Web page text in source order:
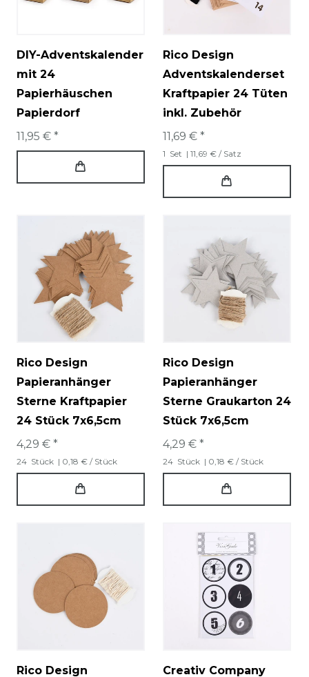
DIY-Adventskalender
mit 24
Papierhäuschen
Papierdorf
11,95 € *
Rico Design
Adventskalenderset
Kraftpapier 24 Tüten
inkl. Zubehör
11,69 € *
1 Set | 11,69 € / Satz
Rico Design
Papieranhänger
Sterne Kraftpapier
24 Stück 7x6,5cm
4,29 € *
24 Stück | 0,18 € / Stück
Rico Design
Papieranhänger
Sterne Graukarton 24
Stück 7x6,5cm
4,29 € *
24 Stück | 0,18 € / Stück
Rico Design
Creativ Company